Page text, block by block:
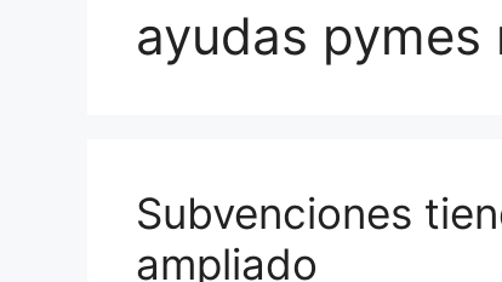
ayudas pymes
Subvenciones
ampliado